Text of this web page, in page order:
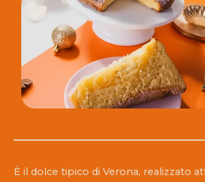
È il dolce tipico di Verona, realizzato